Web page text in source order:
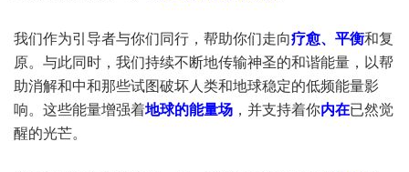
我们作为引导者与你们同行，帮助你们走向疗愈、平衡和复
原。与此同时，我们持续不断地传输神圣的和谐能量，以帮
助消解和中和那些试图破坏人类和地球稳定的低频能量影
响。这些能量增强着地球的能量场 ，并支持着你内在已然觉
醒的光芒。